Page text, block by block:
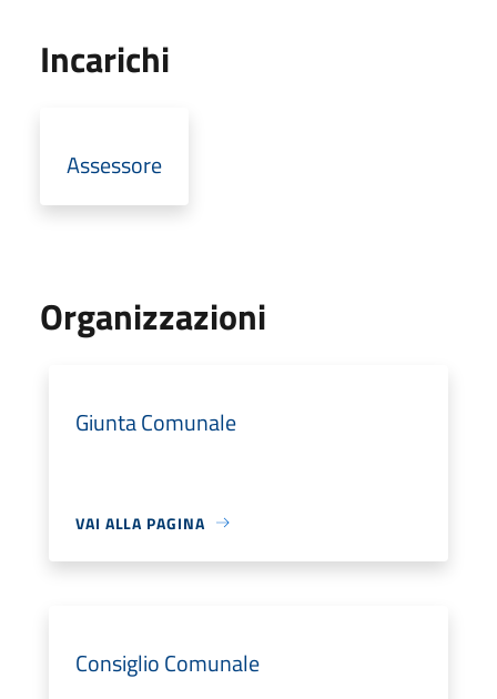
Incarichi
Assessore
Organizzazioni
Giunta Comunale
VAI ALLA PAGINA
Consiglio Comunale